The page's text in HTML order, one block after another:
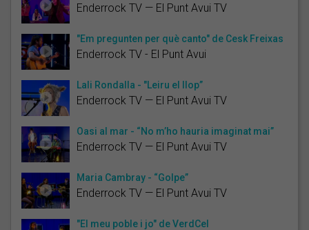
Enderrock TV — El Punt Avui TV
"Em pregunten per què canto" de Cesk Freixas
Enderrock TV - El Punt Avui
Lali Rondalla - "Leiru el llop”
Enderrock TV — El Punt Avui TV
Oasi al mar - “No m’ho hauria imaginat mai”
Enderrock TV — El Punt Avui TV
Maria Cambray - “Golpe”
Enderrock TV — El Punt Avui TV
"El meu poble i jo" de VerdCel